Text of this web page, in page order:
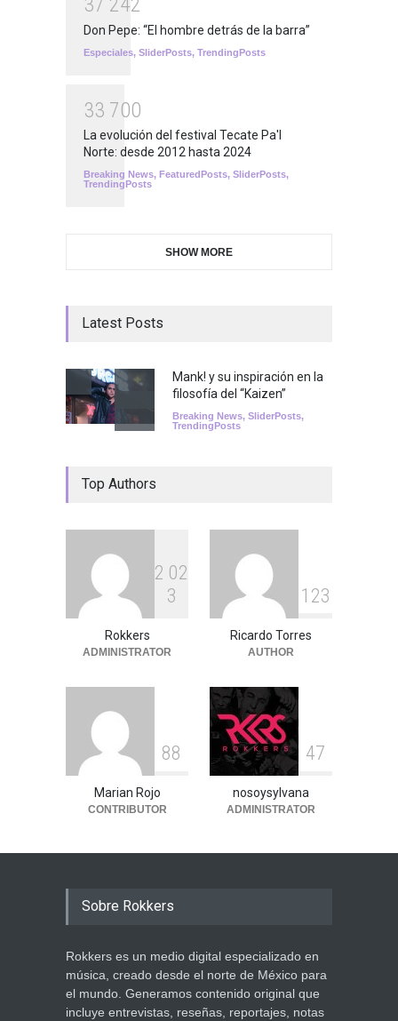
Don Pepe: “El hombre detrás de la barra”
Especiales, SliderPosts, TrendingPosts
33 700
La evolución del festival Tecate Pa'l
Norte: desde 2012 hasta 2024
Breaking News, FeaturedPosts, SliderPosts,
TrendingPosts
SHOW MORE
Latest Posts
Mank! y su inspiración en la
filosofía del “Kaizen”
Breaking News, SliderPosts,
TrendingPosts
Top Authors
2 02
3
Rokkers
ADMINISTRATOR
1 23
Ricardo Torres
AUTHOR
88
Marian Rojo
CONTRIBUTOR
47
nosoysylvana
ADMINISTRATOR
Sobre Rokkers
Rokkers es un medio digital especializado en
música, creado desde el norte de México para
el mundo. Generamos contenido original que
incluye entrevistas, reseñas, reportajes, notas